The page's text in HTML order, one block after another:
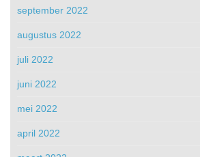
september 2022
augustus 2022
juli 2022
juni 2022
mei 2022
april 2022